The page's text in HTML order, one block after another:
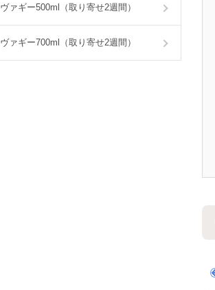
ヴァギー500ml（取り寄せ2週間）
ヴァギー700ml（取り寄せ2週間）